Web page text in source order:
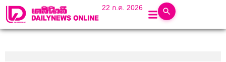
22 ก.ค. 2026